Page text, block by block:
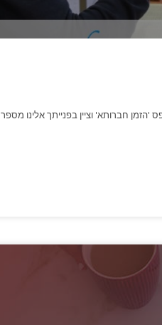
'הזמן חברותא' וציין בפנייתך אלינו מספר